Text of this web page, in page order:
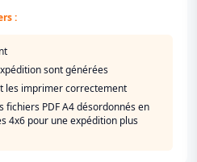
:
sont générées
les imprimer correctement
PDF A4 désordonnés en
4x6 pour une expédition plus